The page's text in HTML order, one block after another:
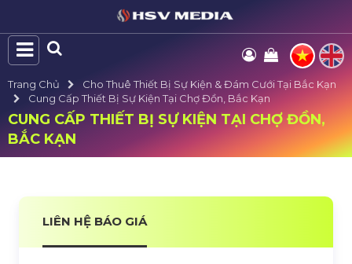
Trang Chủ
Cho Thuê Thiết Bị Sự Kiện & Đám Cưới Tại Bắc Kạn
Cung Cấp Thiết Bị Sự Kiện Tại Chợ Đồn, Bắc Kạn
CUNG CẤP THIẾT BỊ SỰ KIỆN TẠI CHỢ ĐỒN,
BẮC KẠN
LIÊN HỆ BÁO GIÁ